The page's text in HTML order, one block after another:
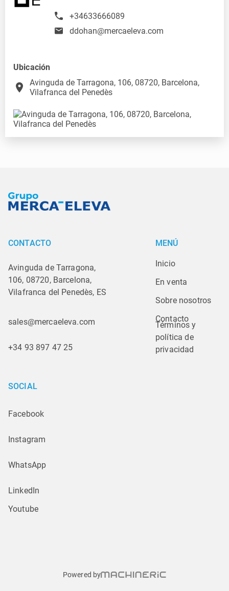
+34633666089
ddohan@mercaeleva.com
Ubicación
place
Avinguda de Tarragona, 106, 08720, Barcelona,
Vilafranca del Penedès
CONTACTO
Avinguda de Tarragona,
106, 08720, Barcelona,
Vilafranca del Penedès, ES
sales@mercaeleva.com
+34 93 897 47 25
MENÚ
Inicio
En venta
Sobre nosotros
Contacto
Términos y
política de
privacidad
SOCIAL
Facebook
Instagram
WhatsApp
LinkedIn
Youtube
Powered by